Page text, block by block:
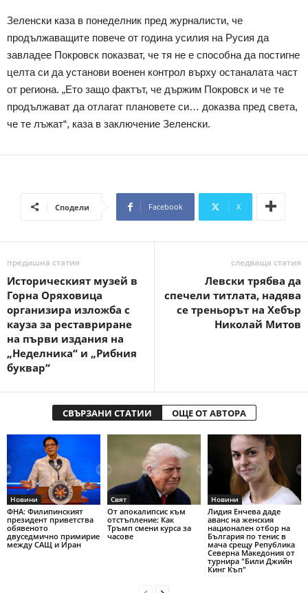
Зеленски каза в понеделник пред журналисти, че
продължаващите повече от година усилия на Русия да
завладее Покровск показват, че тя не е способна да постигне
целта си да установи военен контрол върху останалата част
от региона. „Ето защо фактът, че държим Покровск и че те
продължават да отлагат плановете си… доказва пред света,
че те лъжат“, каза в заключение Зеленски.
Сподели Facebook X
предишна статия
Историческият музей в
Горна Оряховица
организира изложба с
кауза за реставриране
на първи издания на
„Неделника“ и „Рибния
буквар“
следваща статия
Левски трябва да
спечели титлата, надява
се треньорът на Хебър
Николай Митов
СВЪРЗАНИ СТАТИИ ОЩЕ ОТ АВТОРА
Новини
ФНА: Филипинският
президент приветства
обявеното
двуседмично примирие
между САЩ и Иран
Свят
От апокалипсис към
отстъпление: Как
Тръмп смени курса за
часове
Новини
Лидия Енчева даде
аванс на женския
национален отбор на
България по тенис в
мача срещу Република
Северна Македония от
турнира "Били Джийн
Кинг Къп"